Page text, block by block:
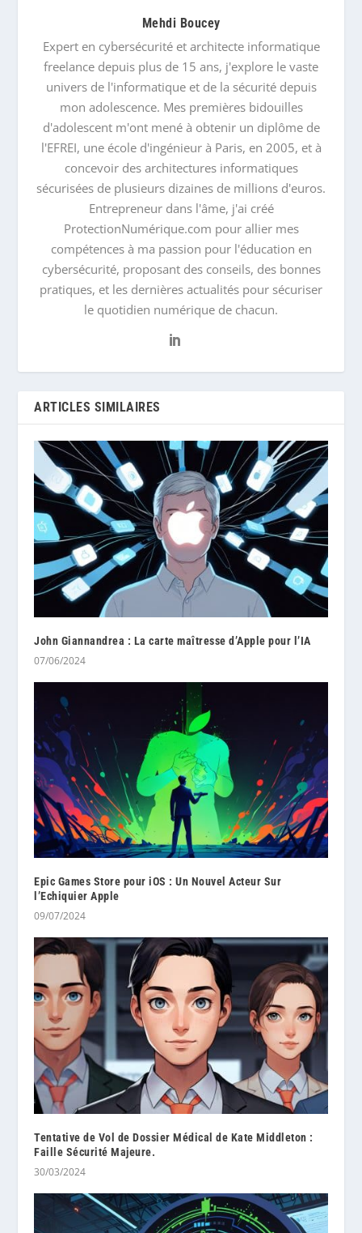
Mehdi Boucey
Expert en cybersécurité et architecte informatique
freelance depuis plus de 15 ans, j'explore le vaste
univers de l'informatique et de la sécurité depuis
mon adolescence. Mes premières bidouilles
d'adolescent m'ont mené à obtenir un diplôme de
l'EFREI, une école d'ingénieur à Paris, en 2005, et à
concevoir des architectures informatiques
sécurisées de plusieurs dizaines de millions d'euros.
Entrepreneur dans l'âme, j'ai créé
ProtectionNumérique.com pour allier mes
compétences à ma passion pour l'éducation en
cybersécurité, proposant des conseils, des bonnes
pratiques, et les dernières actualités pour sécuriser
le quotidien numérique de chacun.
ARTICLES SIMILAIRES
John Giannandrea : La carte maîtresse d’Apple pour l’IA
07/06/2024
Epic Games Store pour iOS : Un Nouvel Acteur Sur
l’Echiquier Apple
09/07/2024
Tentative de Vol de Dossier Médical de Kate Middleton :
Faille Sécurité Majeure.
30/03/2024